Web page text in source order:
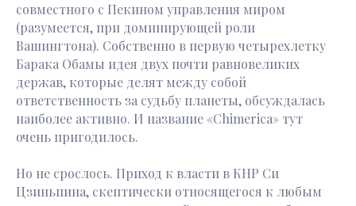
совместного с Пекином управления миром
(разумеется, при доминирующей роли
Вашингтона). Собственно в первую четырехлетку
Барака Обамы идея двух почти равновеликих
держав, которые делят между собой
ответственность за судьбу планеты, обсуждалась
наиболее активно. И название «Chimerica» тут
очень пригодилось.
Но не срослось. Приход к власти в КНР Си
Цзиньпина, скептически относящегося к любым